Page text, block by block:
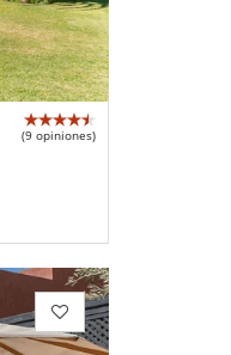
(9 opiniones)